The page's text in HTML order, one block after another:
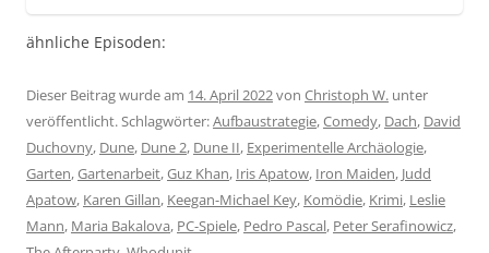
ähnliche Episoden:
Dieser Beitrag wurde am 14. April 2022von Christoph W. unter
veröffentlicht. Schlagwörter:Aufbaustrategie,Comedy, Dach, David
Duchovny, Dune, Dune 2, Dune II, Experimentelle Archäologie,
Garten,Gartenarbeit,Guz Khan, Iris Apatow, Iron Maiden, Judd
Apatow, Karen Gillan, Keegan-Michael Key, Komödie, Krimi, Leslie
Mann, Maria Bakalova, PC-Spiele, Pedro Pascal, Peter Serafinowicz,